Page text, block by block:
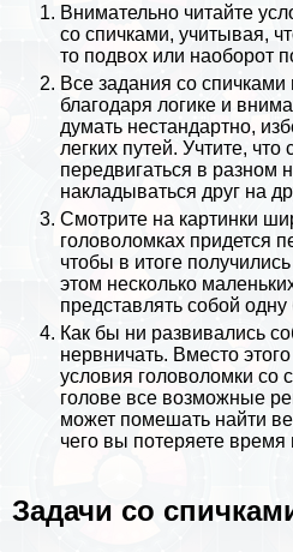
Внимательно читайте
со спичками, учитывая,
то подвох или наоборот
Все задания со
благодаря логике и
думать нестандартно,
легких путей. Учтите, что
передвигаться в разном
накладываться друг на
Смотрите на картинки
головоломках придется
чтобы в итоге
этом несколько
представлять собой
Как бы ни развивались
нервничать. Вместо
условия головоломки со
голове все возможные
может помешать найти
чего вы потеряете время
Задачи со